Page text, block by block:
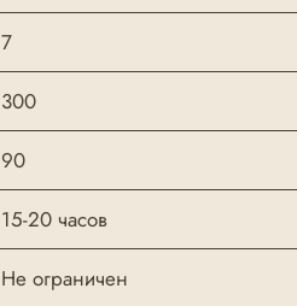
7
300
90
15-20 часов
Не ограничен